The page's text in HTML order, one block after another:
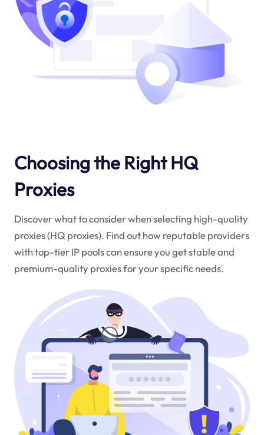
Choosing the Right HQ
Proxies
Discover what to consider when selecting high-quality
proxies (HQ proxies). Find out how reputable providers
with top-tier IP pools can ensure you get stable and
premium-quality proxies for your specific needs.